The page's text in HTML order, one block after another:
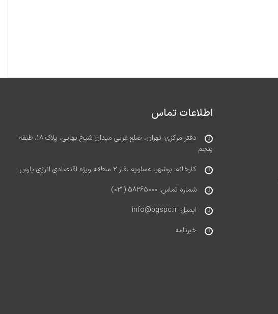
اطلاعات تماس
دفتر مرکزی: تهران، ضلع غربی میدان شیخ بهایی، پلاک ۱۸، طبقه
پنجم
کارخانه: بوشهر، عسلویه ،فاز ۲ منطقه ویژه اقتصادی انرژی پارس
شماره تماس: ۵۸۲۶۵۰۰۰ (۰۲۱)
ایمیل: info@pgspc.ir
خبرنامه